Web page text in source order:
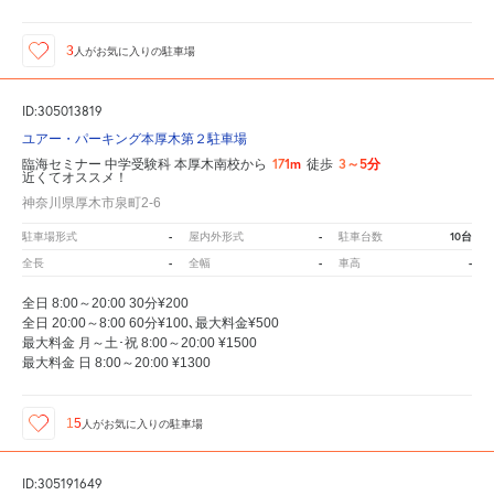
3人がお気に入りの駐車場
ID:305013819
ユアー・パーキング本厚木第２駐車場
臨海セミナー 中学受験科 本厚木南校から 171m 徒歩 3～5分
近くてオススメ！
神奈川県厚木市泉町2-6
駐車場形式 - 屋内外形式 - 駐車台数 10台
全長 - 全幅 - 車高 -
全日 8:00～20:00 30分¥200
全日 20:00～8:00 60分¥100､最大料金¥500
最大料金 月～土･祝 8:00～20:00 ¥1500
最大料金 日 8:00～20:00 ¥1300
15人がお気に入りの駐車場
ID:305191649